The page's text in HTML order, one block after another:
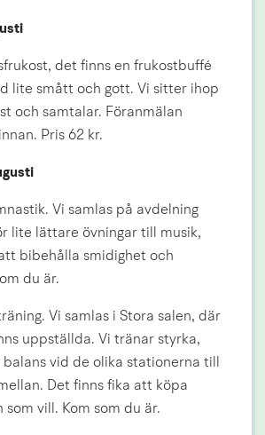
det finns en frukostbuffé
lite smått och gott. Vi sitter ihop
och samtalar. Föranmälan
Pris 62 kr.
Vi samlas på avdelning
lite lättare övningar till musik,
bibehålla smidighet och
du är.
Vi samlas i Stora salen, där
uppställda. Vi tränar styrka,
vid de olika stationerna till
Det finns fika att köpa
vill. Kom som du är.